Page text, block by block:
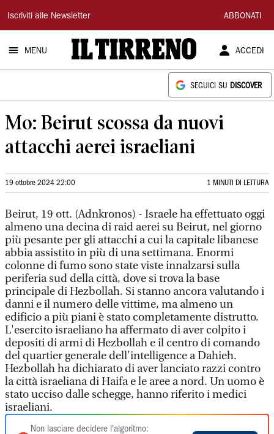
Il
Tirreno
Iscriviti alle Newsletter ABBONATI
MENU ACCEDI
SEGUICI SU DISCOVER
Mo: Beirut scossa da nuovi
attacchi aerei israeliani
19 ottobre 2024 22:00 1 MINUTI DI LETTURA
Beirut, 19 ott. (Adnkronos) - Israele ha effettuato oggi
almeno una decina di raid aerei su Beirut, nel giorno
più pesante per gli attacchi a cui la capitale libanese
abbia assistito in più di una settimana. Enormi
colonne di fumo sono state viste innalzarsi sulla
periferia sud della città, dove si trova la base
principale di Hezbollah. Si stanno ancora valutando i
danni e il numero delle vittime, ma almeno un
edificio a più piani è stato completamente distrutto.
L'esercito israeliano ha affermato di aver colpito i
depositi di armi di Hezbollah e il centro di comando
del quartier generale dell'intelligence a Dahieh.
Hezbollah ha dichiarato di aver lanciato razzi contro
la città israeliana di Haifa e le aree a nord. Un uomo è
stato ucciso dalle schegge, hanno riferito i medici
israeliani.
Non lasciare decidere l'algoritmo: